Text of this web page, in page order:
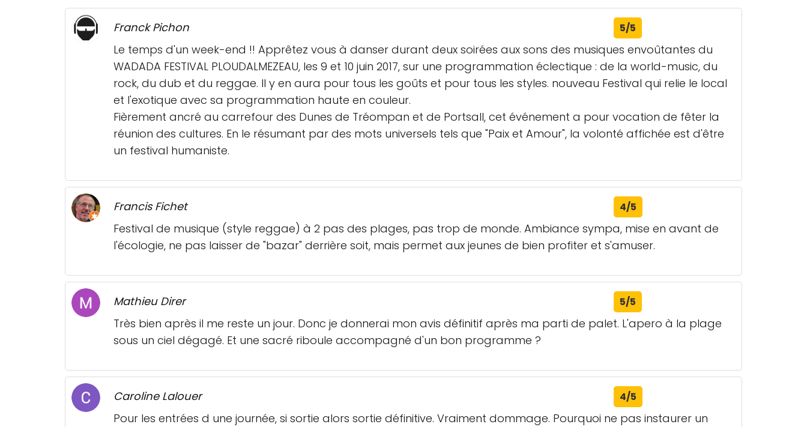
Franck Pichon 5/5
Le temps d'un week-end !! Apprêtez vous à danser durant deux soirées aux sons des musiques envoûtantes du
WADADA FESTIVAL PLOUDALMEZEAU, les 9 et 10 juin 2017, sur une programmation éclectique : de la world-music, du
rock, du dub et du reggae. Il y en aura pour tous les goûts et pour tous les styles. nouveau Festival qui relie le local
et l'exotique avec sa programmation haute en couleur.
Fièrement ancré au carrefour des Dunes de Tréompan et de Portsall, cet événement a pour vocation de fêter la
réunion des cultures. En le résumant par des mots universels tels que "Paix et Amour", la volonté affichée est d'être
un festival humaniste.
Francis Fichet 4/5
Festival de musique (style reggae) à 2 pas des plages, pas trop de monde. Ambiance sympa, mise en avant de
l'écologie, ne pas laisser de "bazar" derrière soit, mais permet aux jeunes de bien profiter et s'amuser.
Mathieu Direr 5/5
Très bien après il me reste un jour. Donc je donnerai mon avis définitif après ma parti de palet. L'apero à la plage
sous un ciel dégagé. Et une sacré riboule accompagné d'un bon programme ?
Caroline Lalouer 4/5
Pour les entrées d une journée, si sortie alors sortie définitive. Vraiment dommage. Pourquoi ne pas instaurer un